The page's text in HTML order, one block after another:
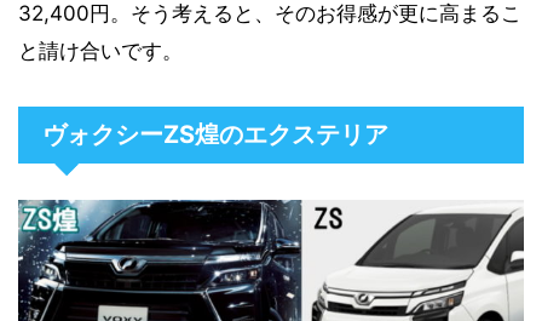
32,400円。そう考えると、そのお得感が更に高まるこ
と請け合いです。
ヴォクシーZS煌のエクステリア